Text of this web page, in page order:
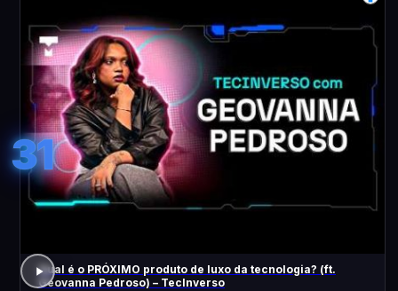
31
Qual é o PRÓXIMO produto de luxo da tecnologia? (ft.
Geovanna Pedroso) – TecInverso